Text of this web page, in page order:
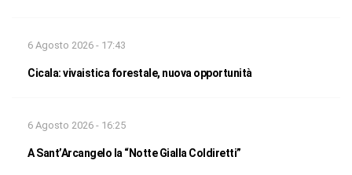
6 Agosto 2026 - 17:43
Cicala: vivaistica forestale, nuova opportunità
6 Agosto 2026 - 16:25
A Sant’Arcangelo la “Notte Gialla Coldiretti”